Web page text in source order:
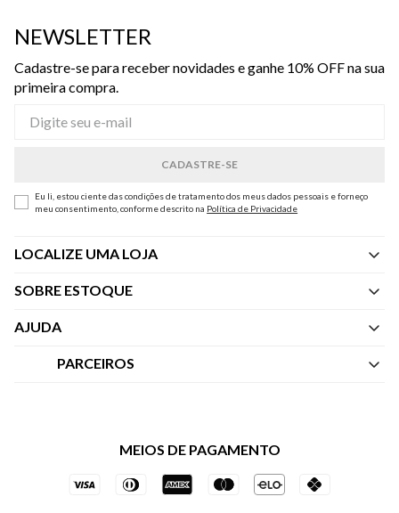
NEWSLETTER
Cadastre-se para receber novidades e ganhe 10% OFF na sua
primeira compra.
Eu li, estou ciente das condições de tratamento dos meus dados pessoais e forneço
meu consentimento, conforme descrito na Política de Privacidade
LOCALIZE UMA LOJA
SOBRE ESTOQUE
Quem Somos
AJUDA
Central de Atendimento
Trocas e Devoluções
PARCEIROS
Vai de Visa
Azul Fidelidade
MEIOS DE PAGAMENTO